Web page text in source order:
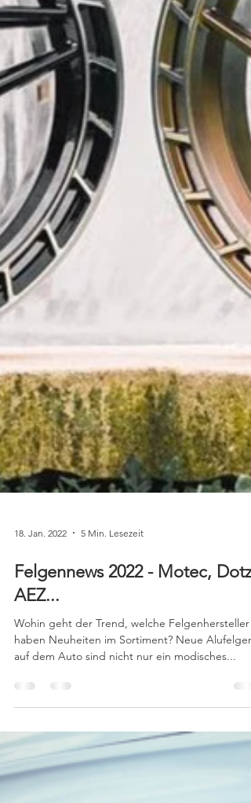
Felgennews 2022 - Motec, Dotz,
AEZ...
Wohin geht der Trend, welche Felgenhersteller
haben Neuheiten im Sortiment? Neue Alufelgen
auf dem Auto sind nicht nur ein modisches...